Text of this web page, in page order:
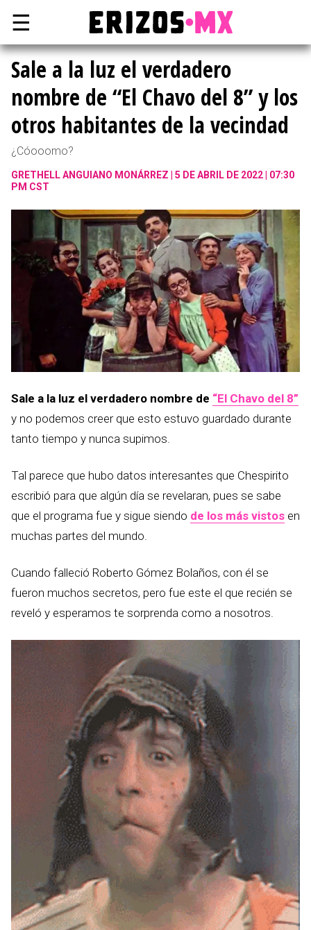
☰
Sale a la luz el verdadero
nombre de “El Chavo del 8” y los
otros habitantes de la vecindad
¿Cóooomo?
GRETHELL ANGUIANO MONÁRREZ
5 DE ABRIL DE 2022 | 07:30
PM CST
Sale a la luz el verdadero nombre de “El Chavo del 8”
y no podemos creer que esto estuvo guardado durante
tanto tiempo y nunca supimos.
Tal parece que hubo datos interesantes que Chespirito
escribió para que algún día se revelaran, pues se sabe
que el programa fue y sigue siendo de los más vistos en
muchas partes del mundo.
Cuando falleció Roberto Gómez Bolaños, con él se
fueron muchos secretos, pero fue este el que recién se
reveló y esperamos te sorprenda como a nosotros.